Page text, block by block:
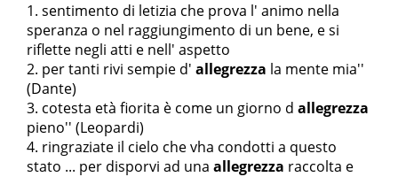
sentimento di letizia che prova l' animo nella
speranza o nel raggiungimento di un bene, e si
riflette negli atti e nell' aspetto
per tanti rivi sempie d' allegrezza la mente mia''
(Dante)
cotesta età fiorita è come un giorno d allegrezza
pieno'' (Leopardi)
ringraziate il cielo che vha condotti a questo
stato ... per disporvi ad una allegrezza raccolta e